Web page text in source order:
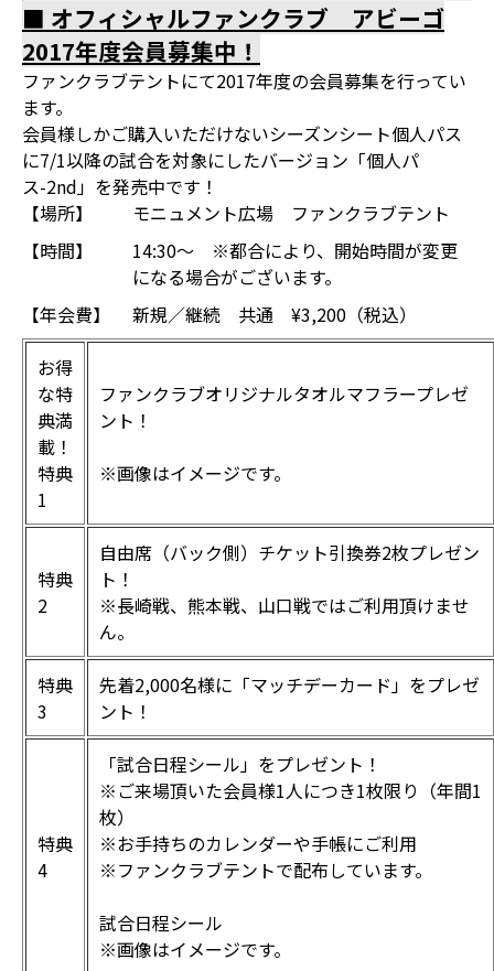
■ オフィシャルファンクラブ アビーゴ
2017年度会員募集中！
ファンクラブテントにて2017年度の会員募集を行ってい
ます。
会員様しかご購入いただけないシーズンシート個人パス
に7/1以降の試合を対象にしたバージョン「個人パ
ス-2nd」を発売中です！
【場所】
モニュメント広場 ファンクラブテント
【時間】
14:30～ ※都合により、開始時間が変更
になる場合がございます。
【年会費】
新規／継続 共通 ¥3,200（税込）
お得
な特
典満
載！
特典
1
ファンクラブオリジナルタオルマフラープレゼ
ント！
※画像はイメージです。
特典
2
自由席（バック側）チケット引換券2枚プレゼン
ト！
※長崎戦、熊本戦、山口戦ではご利用頂けませ
ん。
特典
3
先着2,000名様に「マッチデーカード」をプレゼ
ント！
特典
4
「試合日程シール」をプレゼント！
※ご来場頂いた会員様1人につき1枚限り（年間1
枚）
※お手持ちのカレンダーや手帳にご利用
※ファンクラブテントで配布しています。
試合日程シール
※画像はイメージです。